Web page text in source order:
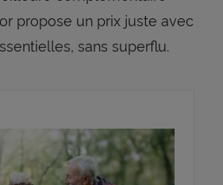
propose un prix juste avec
sans superflu.